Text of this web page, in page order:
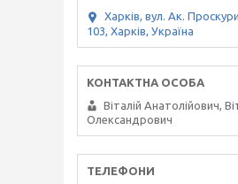
Харків, вул. Ак.
103, Харків, Україна
Віталій Анатолійович,
Олександрович